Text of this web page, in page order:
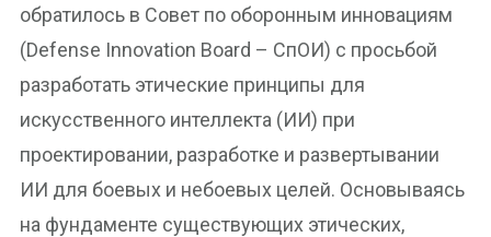
обратилось в Совет по оборонным инновациям
(Defense Innovation Board – СпОИ) с просьбой
разработать этические принципы для
искусственного интеллекта (ИИ) при
проектировании, разработке и развертывании
ИИ для боевых и небоевых целей. Основываясь
на фундаменте существующих этических,